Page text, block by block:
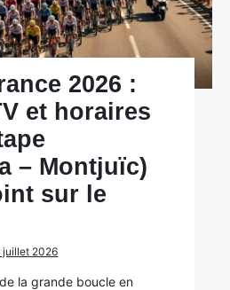
2026 :
et horaires
– Montjuïc)
sur le
juillet 2026
la grande boucle en